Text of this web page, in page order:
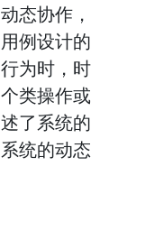
态协作，
例设计的
为时，时
类操作或
了系统的
统的动态